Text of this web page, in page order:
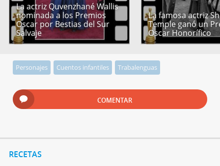
La actriz Quvenzhané Wallis
nominada a los Premios
Oscar por Bestias del Sur
Salvaje
La famosa actriz
Temple ganó un
Oscar Honorífico
Personajes Cuentos infantiles Trabalenguas
COMENTAR
RECETAS